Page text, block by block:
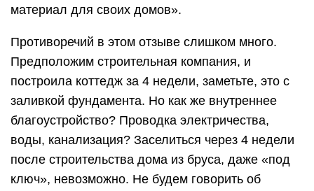
материал для своих домов».
Противоречий в этом отзыве слишком много.
Предположим строительная компания, и
построила коттедж за 4 недели, заметьте, это с
заливкой фундамента. Но как же внутреннее
благоустройство? Проводка электричества,
воды, канализация? Заселиться через 4 недели
после строительства дома из бруса, даже «под
ключ», невозможно. Не будем говорить об